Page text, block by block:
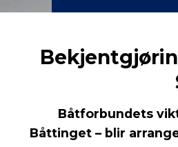
Båtforbundets
Båttinget – blir